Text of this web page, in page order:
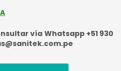
vía Whatsapp +51 930